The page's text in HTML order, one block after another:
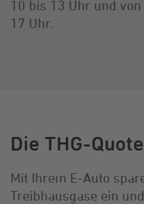
10 bis 13 Uhr und
17 Uhr.
Die THG-
Mit Ihrem E-Auto
Treibhausgase ein